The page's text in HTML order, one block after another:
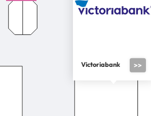
Victoriabank >>